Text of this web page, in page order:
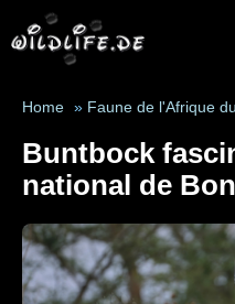
Home » Faune de l'Afrique
Buntbock
national de